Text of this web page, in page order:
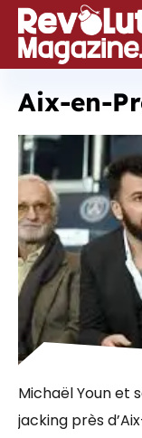
Aller
au
contenu
Aix-en-
Michaël Youn et
jacking près